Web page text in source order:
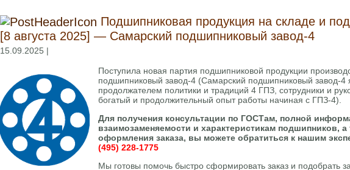
Подшипниковая продукция на складе и
[8 августа 2025] — Самарский подшипниковый завод-4
15.09.2025 |
Поступила новая партия подшипниковой продукции
подшипниковый завод-4 (Самарский подшипниковый завод-4
продолжателем политики и традиций 4 ГПЗ, сотрудники и
богатый и продолжительный опыт работы начиная с ГПЗ-4).
Для получения консультации по ГОСТам, полной
взаимозаменяемости и характеристикам подшипников, а
оформления заказа, вы можете обратиться к нашим
(495) 228-1775
Мы готовы помочь быстро сформировать заказ и подобрать